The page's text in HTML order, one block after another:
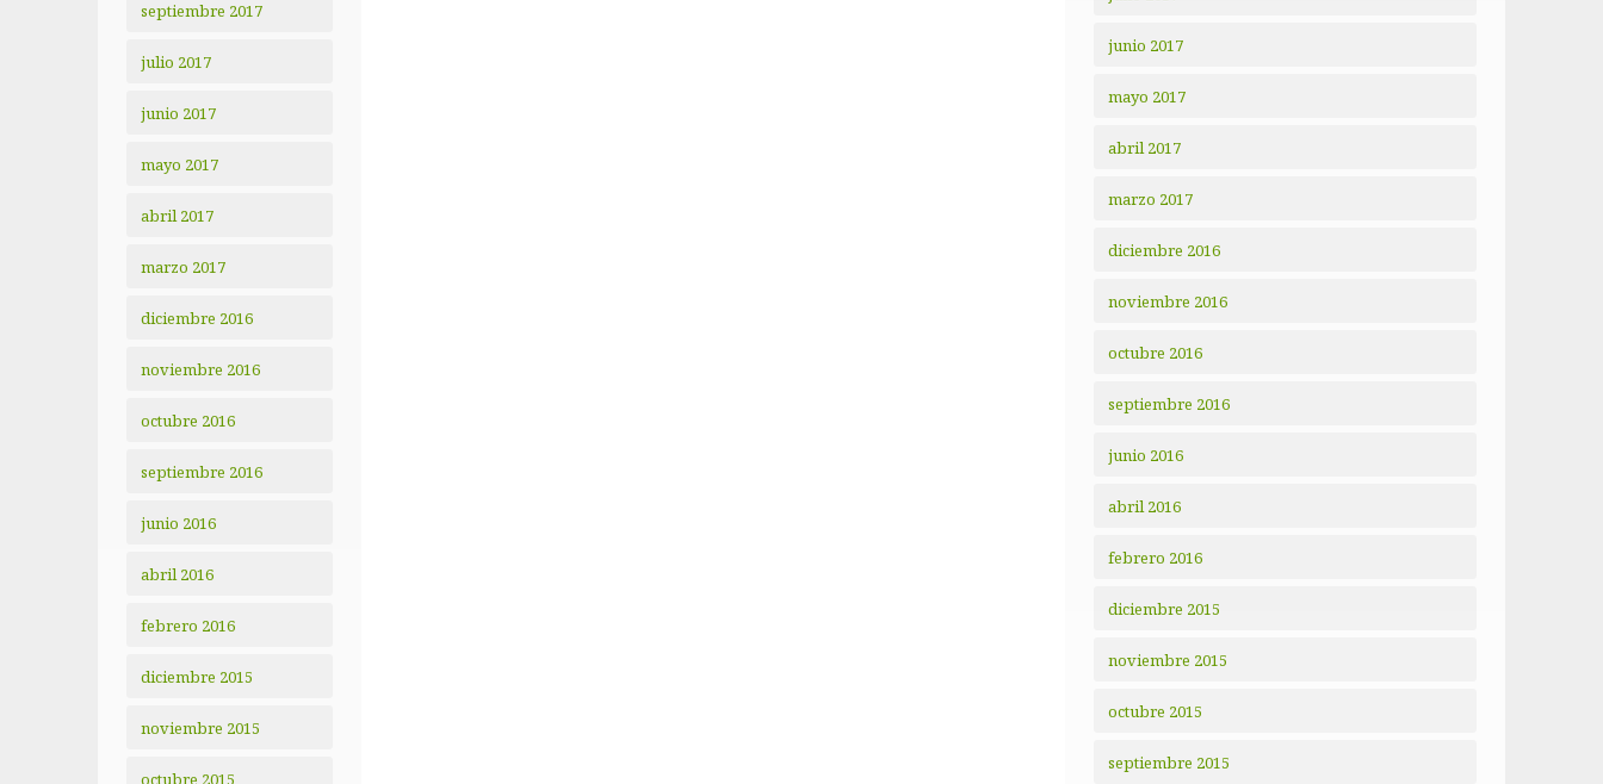
septiembre 2017
julio 2017
junio 2017
mayo 2017
abril 2017
marzo 2017
diciembre 2016
noviembre 2016
octubre 2016
septiembre 2016
junio 2016
abril 2016
febrero 2016
diciembre 2015
noviembre 2015
junio 2017
mayo 2017
abril 2017
marzo 2017
diciembre 2016
noviembre 2016
octubre 2016
septiembre 2016
junio 2016
abril 2016
febrero 2016
diciembre 2015
noviembre 2015
octubre 2015
septiembre 2015